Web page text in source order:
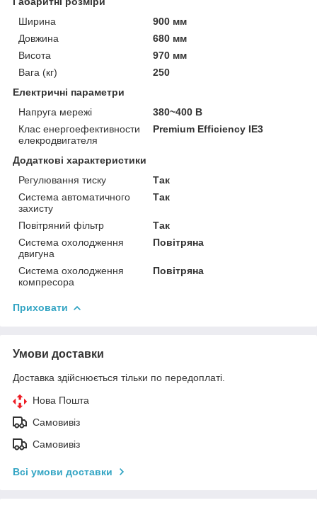
Ширина
900 мм
Довжина
680 мм
Висота
970 мм
Вага (кг)
250
Електричні параметри
Напруга мережі
380~400 В
Клас енергоефективности
елекродвигателя
Premium Efficiency IE3
Додаткові характеристики
Регулювання тиску
Так
Система автоматичного
захисту
Так
Повітряний фільтр
Так
Система охолодження
двигуна
Повітряна
Система охолодження
компресора
Повітряна
Приховати
Умови доставки
Доставка здійснюється тільки по передоплаті.
Нова Пошта
Самовивіз
Самовивіз
Всі умови доставки